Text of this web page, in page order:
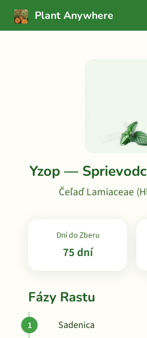
Plant Anywhere
Yzop —
Čeľaď Lamiaceae
Dní do Zberu
75 dní
Fázy Rastu
Sadenica